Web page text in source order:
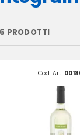
PRODOTTI
Cod. Art.